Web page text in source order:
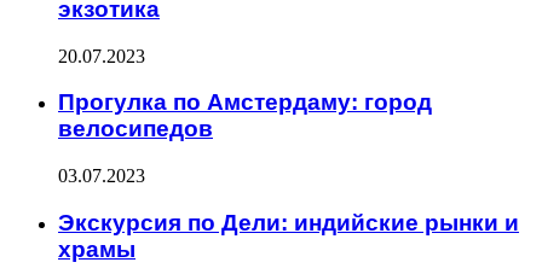
экзотика
20.07.2023
Прогулка по Амстердаму: город
велосипедов
03.07.2023
Экскурсия по Дели: индийские рынки и
храмы